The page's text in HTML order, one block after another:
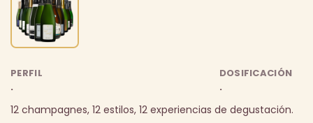
PERFIL
.
DOSIFICACIÓN
.
12 champagnes, 12 estilos, 12 experiencias de degustación.